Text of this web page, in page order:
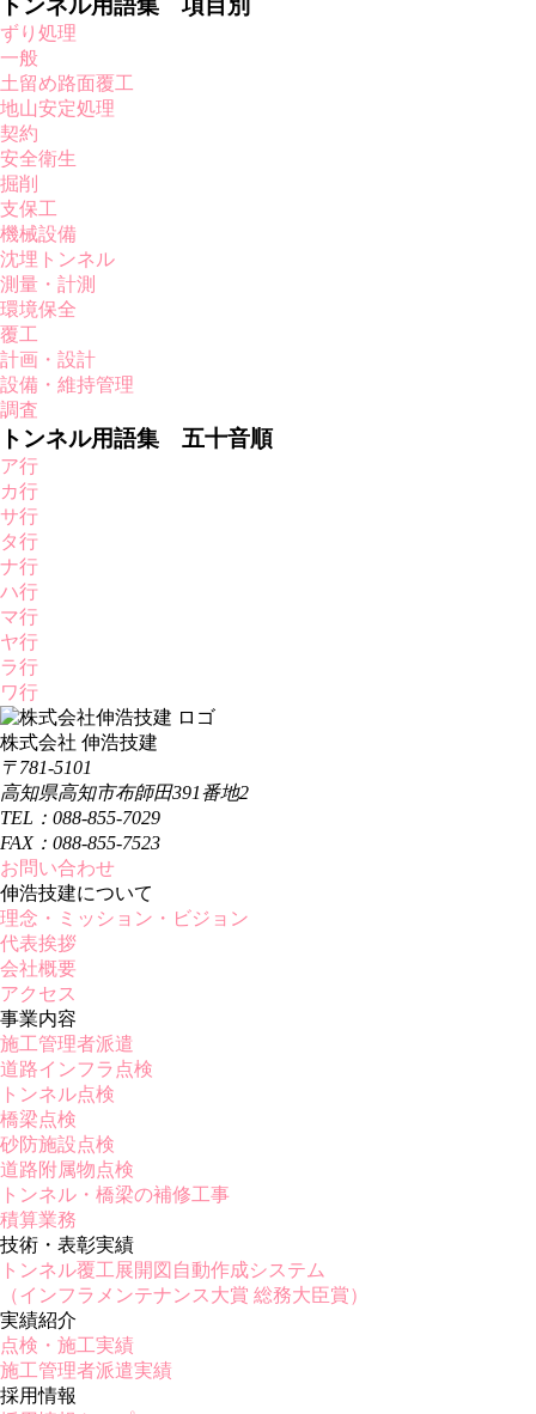
トンネル用語集 項目別
ずり処理
一般
土留め路面覆工
地山安定処理
契約
安全衛生
掘削
支保工
機械設備
沈埋トンネル
測量・計測
環境保全
覆工
計画・設計
設備・維持管理
調査
トンネル用語集 五十音順
ア行
カ行
サ行
タ行
ナ行
ハ行
マ行
ヤ行
ラ行
ワ行
株式会社 伸浩技建
〒781-5101
高知県高知市布師田391番地2
TEL：088-855-7029
FAX：088-855-7523
お問い合わせ
伸浩技建について
理念・ミッション・ビジョン
代表挨拶
会社概要
アクセス
事業内容
施工管理者派遣
道路インフラ点検
トンネル点検
橋梁点検
砂防施設点検
道路附属物点検
トンネル・橋梁の補修工事
積算業務
技術・表彰実績
トンネル覆工展開図自動作成システム
（インフラメンテナンス大賞 総務大臣賞）
実績紹介
点検・施工実績
施工管理者派遣実績
採用情報